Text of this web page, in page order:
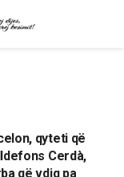
qyteti që
Cerdà,
që vdiq pa